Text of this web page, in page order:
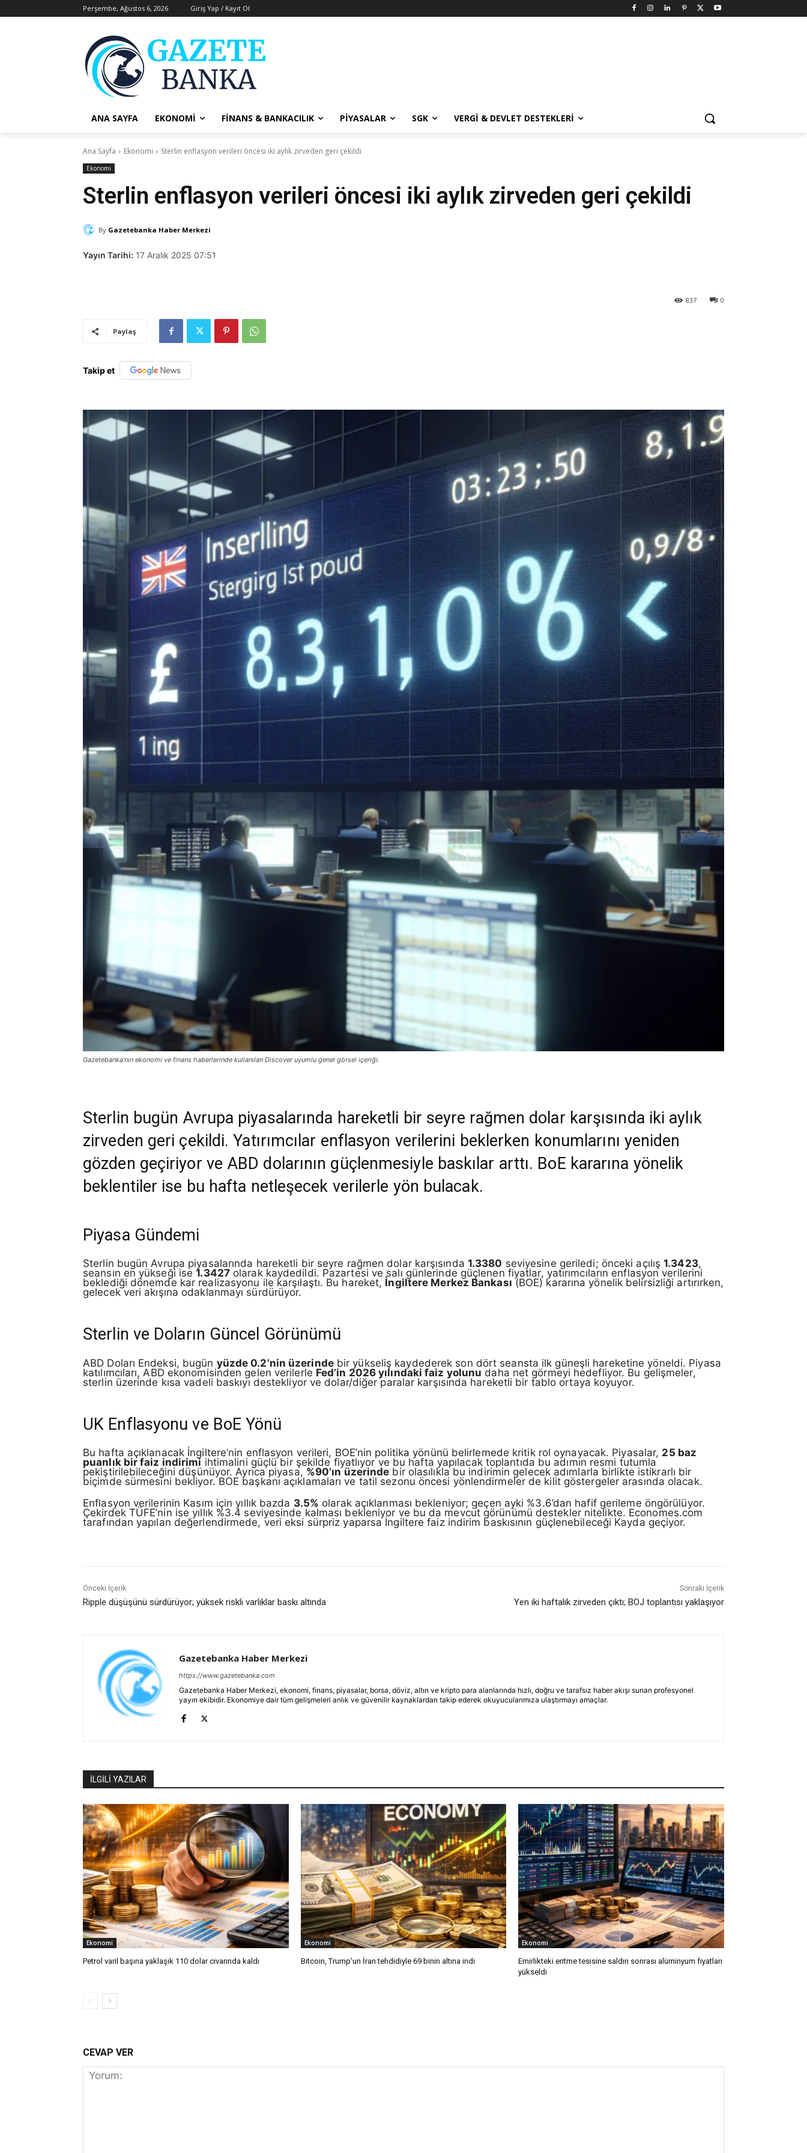
Perşembe, Ağustos 6, 2026 Giriş Yap / Kayıt Ol
ANA SAYFA EKONOMI FINANS & BANKACILIK PIYASALAR SGK VERGI & DEVLET DESTEKLERI
Ana Sayfa Ekonomi Sterlin enflasyon verileri öncesi iki aylık zirveden geri çekildi
Ekonomi
Sterlin enflasyon verileri öncesi iki aylık zirveden geri çekildi
By Gazetebanka Haber Merkezi
Yayın Tarihi: 17 Aralık 2025 07:51
0
837
Paylaş
Takip et
Gazetebanka’nın ekonomi ve finans haberlerinde kullanılan Discover uyumlu genel görsel içeriği.
Sterlin bugün Avrupa piyasalarında hareketli bir seyre rağmen dolar karşısında iki aylık
zirveden geri çekildi. Yatırımcılar enflasyon verilerini beklerken konumlarını yeniden
gözden geçiriyor ve ABD dolarının güçlenmesiyle baskılar arttı. BoE kararına yönelik
beklentiler ise bu hafta netleşecek verilerle yön bulacak.
Piyasa Gündemi
Sterlin bugün Avrupa piyasalarında hareketli bir seyre rağmen dolar karşısında 1.3380 seviyesine geriledi; önceki açılış1.3423,
seansın en yükseği ise1.3427olarak kaydedildi. Pazartesi ve salı günlerinde güçlenen fiyatlar, yatırımcıların enflasyon verilerini
beklediği dönemde kar realizasyonu ile karşılaştı. Bu hareket, İngiltere Merkez Bankası (BOE) kararına yönelik belirsizliği artırırken,
gelecek veri akışına odaklanmayı sürdürüyor.
Sterlin ve Doların Güncel Görünümü
ABD Doları Endeksi, bugün yüzde 0.2’nin üzerindebir yükseliş kaydederek son dört seansta ilk güneşli hareketine yöneldi. Piyasa
katılımcıları, ABD ekonomisinden gelen verilerle Fed’in 2026 yılındaki faiz yolunu daha net görmeyi hedefliyor. Bu gelişmeler,
sterlin üzerinde kısa vadeli baskıyı destekliyor ve dolar/diğer paralar karşısında hareketli bir tablo ortaya koyuyor.
UK Enflasyonu ve BoE Yönü
Bu hafta açıklanacak İngiltere’nin enflasyon verileri, BOE’nin politika yönünü belirlemede kritik rol oynayacak. Piyasalar, 25 baz
puanlık bir faiz indirimi ihtimalini güçlü bir şekilde fiyatlıyor ve bu hafta yapılacak toplantıda bu adımın resmi tutumla
pekiştirilebileceğini düşünüyor. Ayrıca piyasa, %90’ın üzerinde bir olasılıkla bu indirimin gelecek adımlarla birlikte istikrarlı bir
biçimde sürmesini bekliyor. BOE başkanı açıklamaları ve tatil sezonu öncesi yönlendirmeler de kilit göstergeler arasında olacak.
Enflasyon verilerinin Kasım için yıllık bazda 3.5% olarak açıklanması bekleniyor; geçen ayki %3.6’dan hafif gerileme öngörülüyor.
Çekirdek TÜFE’nin ise yıllık %3.4 seviyesinde kalması bekleniyor ve bu da mevcut görünümü destekler nitelikte. Economes.com
tarafından yapılan değerlendirmede, veri eksi sürpriz yaparsa İngiltere faiz indirim baskısının güçlenebileceği Kayda geçiyor.
Önceki İçerik
Ripple düşüşünü sürdürüyor; yüksek riskli varlıklar baskı altında
Sonraki İçerik
Yen iki haftalık zirveden çıktı; BOJ toplantısı yaklaşıyor
Gazetebanka Haber Merkezi
https://www.gazetebanka.com
Gazetebanka Haber Merkezi, ekonomi, finans, piyasalar, borsa, döviz, altın ve kripto para alanlarında hızlı, doğru ve tarafsız haber akışı sunan profesyonel
yayın ekibidir. Ekonomiye dair tüm gelişmeleri anlık ve güvenilir kaynaklardan takip ederek okuyucularımıza ulaştırmayı amaçlar.
İLGİLİ YAZILAR
Ekonomi
Petrol varil başına yaklaşık 110 dolar civarında kaldı
Ekonomi
Bitcoin, Trump’un İran tehdidiyle 69 binin altına indi
Ekonomi
Emirlikteki eritme tesisine saldırı sonrası alüminyum fiyatları
yükseldi
CEVAP VER